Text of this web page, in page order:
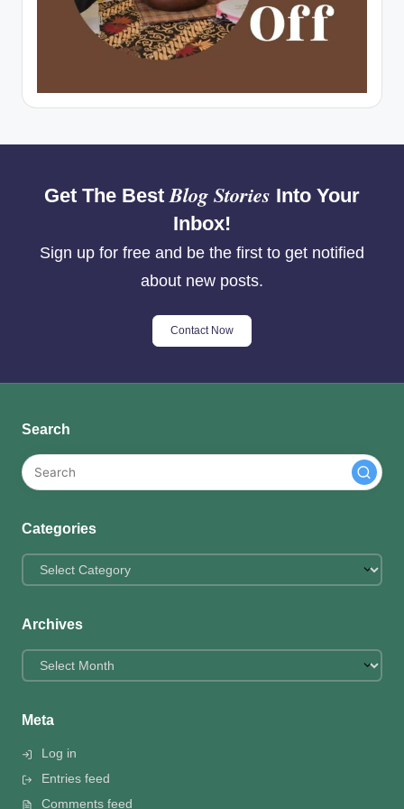
Get The Best Blog Stories Into Your
Inbox!
Sign up for free and be the first to get notified
about new posts.
Contact Now
Search
Categories
Categories
Archives
Archives
Meta
Log in
Entries feed
Comments feed